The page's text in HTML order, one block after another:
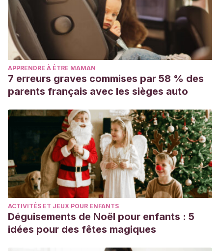
crucíferas en la salud humana – Benefits of Cruciferous
vegetables consumption on human health. Disponible en:
https://www.researchgate.net/publication/
APPRENDRE À ÊTRE MAMAN
7 erreurs graves commises par 58 % des
parents français avec les sièges auto
ACTIVITÉS ET JEUX POUR ENFANTS
Déguisements de Noël pour enfants : 5
idées pour des fêtes magiques